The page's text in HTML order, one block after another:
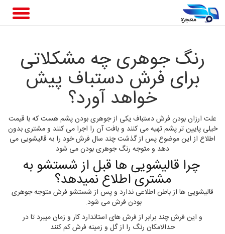
رنگ جوهری چه مشکلاتی
برای فرش دستباف پیش
خواهد آورد؟
علت ارزان بودن فرش دستباف یکی از جوهری بودن پشم هست که با قیمت
خیلی پایین تر پشم تهیه می کنند و بافت آن را اجرا می کنند و مشتری بدون
اطلاع از این موضوع پس از گذشت چند سال فرش خود را به قالیشویی می
دهد و متوجه رنگ جوهری بودن می شود
چرا قالیشویی ها قبل از شستشو به
مشتری اطلاع نمیدهد؟
قالیشویی ها از باطن اطلاعی ندارد و پس از شستشو فرش متوجه جوهری
بودن فرش می شود.
و این فرش چند برابر از فرش های استاندارد کار و زمان میبرد تا در
حدالامکان رنگ را از گل و زمینه فرش کم کنند